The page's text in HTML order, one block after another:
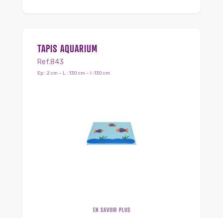
TAPIS AQUARIUM
Ref.843
Ep : 2 cm – L : 130 cm – l :130 cm
EN SAVOIR PLUS